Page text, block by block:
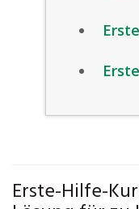
Erste-Hilfe-